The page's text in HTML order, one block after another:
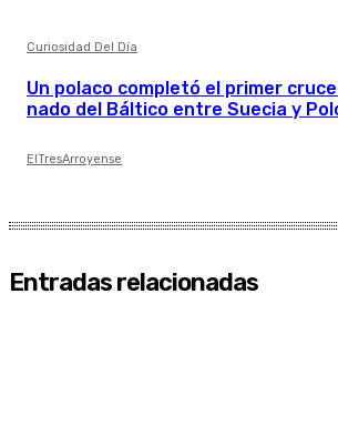
Curiosidad Del Día
Un polaco completó el primer
nado del Báltico entre Suecia y
ElTresArroyense
Entradas relacionadas